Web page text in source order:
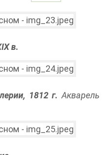
в.
1812 г. Акварель